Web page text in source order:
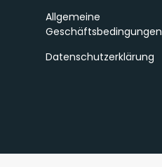
Allgemeine
Geschäftsbedingungen
Datenschutzerklärung